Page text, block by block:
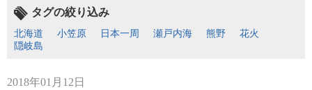
タグの絞り込み
北海道 小笠原 日本一周 瀬戸内海 熊野
花火
隠岐島
2018年01月12日
バイキング・エデンに乗船してきました！(2)